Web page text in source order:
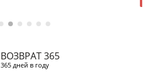
ВОЗВРАТ 365
365 дней в году